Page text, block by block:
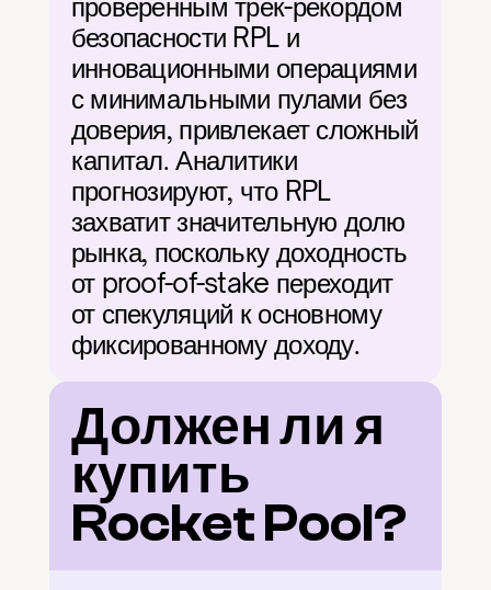
проверенным трек-рекордом
безопасности RPL и
инновационными операциями
с минимальными пулами без
доверия, привлекает сложный
капитал. Аналитики
прогнозируют, что RPL
захватит значительную долю
рынка, поскольку доходность
от proof-of-stake переходит
от спекуляций к основному
фиксированному доходу.
Должен ли я
купить
Rocket Pool?